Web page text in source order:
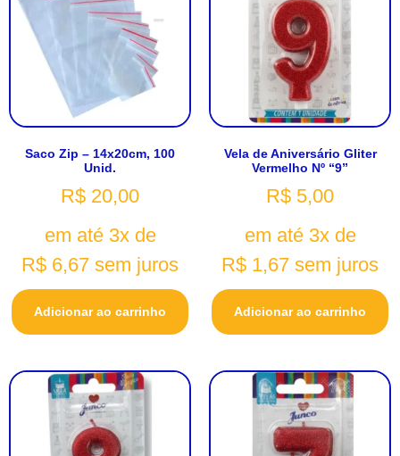
Saco Zip – 14x20cm, 100
Unid.
R$ 20,00
em até 3x de
R$ 6,67 sem juros
Adicionar ao carrinho
Vela de Aniversário Gliter
Vermelho Nº “9”
R$ 5,00
em até 3x de
R$ 1,67 sem juros
Adicionar ao carrinho